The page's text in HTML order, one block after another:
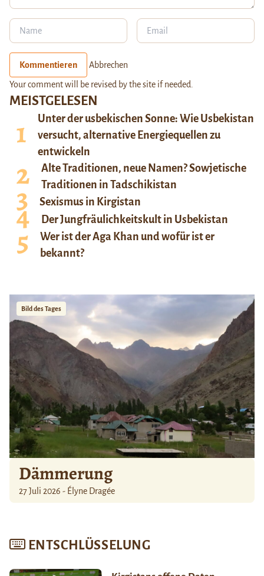
MEISTGELESEN
Unter der usbekischen Sonne: Wie Usbekistan
versucht, alternative Energiequellen zu
entwickeln
Alte Traditionen, neue Namen? Sowjetische
Traditionen in Tadschikistan
Sexismus in Kirgistan
Der Jungfräulichkeitskult in Usbekistan
Wer ist der Aga Khan und wofür ist er
bekannt?
Bild des Tages
Dämmerung
27 Juli 2026 - Élyne Dragée
ENTSCHLÜSSELUNG
Kommentieren Abbrechen
Your comment will be revised by the site if needed.